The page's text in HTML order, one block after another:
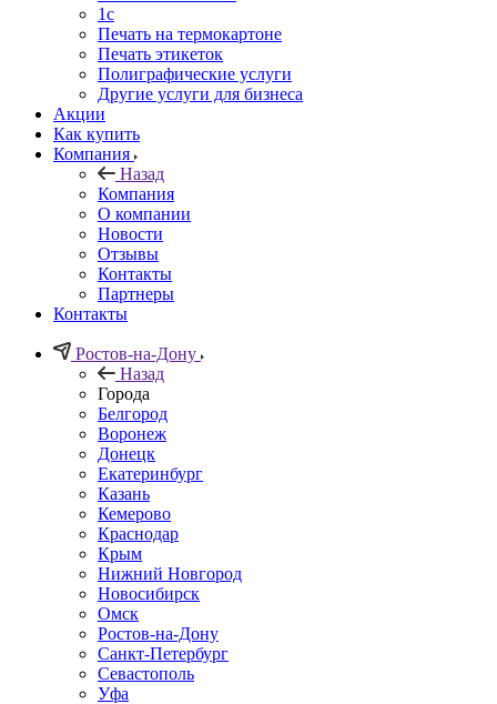
1c
Печать на термокартоне
Печать этикеток
Полиграфические услуги
Другие услуги для бизнеса
Акции
Как купить
Компания
Назад
Компания
О компании
Новости
Отзывы
Контакты
Партнеры
Контакты
Ростов-на-Дону
Назад
Города
Белгород
Воронеж
Донецк
Екатеринбург
Казань
Кемерово
Краснодар
Крым
Нижний Новгород
Новосибирск
Омск
Ростов-на-Дону
Санкт-Петербург
Севастополь
Уфа